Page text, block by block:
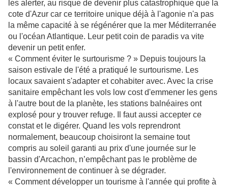
les alerter, au risque de devenir plus catastrophique que la
cote d'Azur car ce territoire unique déjà à l'agonie n'a pas
la même capacité à se régénérer que la mer Méditerranée
ou l'océan Atlantique. Leur petit coin de paradis va vite
devenir un petit enfer.
« Comment éviter le surtourisme ? » Depuis toujours la
saison estivale de l'été a pratiqué le surtourisme. Les
locaux savaient s'adapter et cohabiter avec. Avec la crise
sanitaire empêchant les vols low cost d'emmener les gens
à l'autre bout de la planète, les stations balnéaires ont
explosé pour y trouver refuge. Il faut aussi accepter ce
constat et le digérer. Quand les vols reprendront
normalement, beaucoup choisiront la semaine tout
compris au soleil garanti au prix d'une journée sur le
bassin d'Arcachon, n’empêchant pas le problème de
l'environnement de continuer à se dégrader.
« Comment développer un tourisme à l'année qui profite à